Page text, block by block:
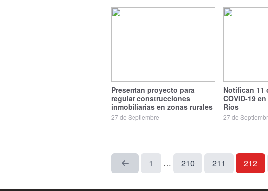
Presentan proyecto para
regular construcciones
inmobiliarias en zonas rurales
27 de Septiembre
Notifican 11
COVID-19
Ríos
27 de
1 … 210 211 212